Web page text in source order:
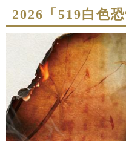
2026「519白色